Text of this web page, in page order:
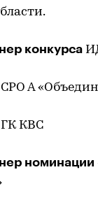
конкурса
СРО А
ГК КВС